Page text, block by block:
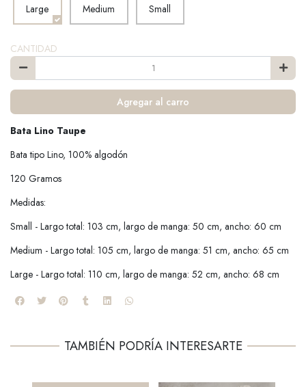
Large Medium Small
CANTIDAD
Agregar al carro
Bata Lino Taupe
Bata tipo Lino, 100% algodón
120 Gramos
Medidas:
Small - Largo total: 103 cm, largo de manga: 50 cm, ancho: 60 cm
Medium - Largo total: 105 cm, largo de manga: 51 cm, ancho: 65 cm
Large - Largo total: 110 cm, largo de manga: 52 cm, ancho: 68 cm
TAMBIÉN PODRÍA INTERESARTE